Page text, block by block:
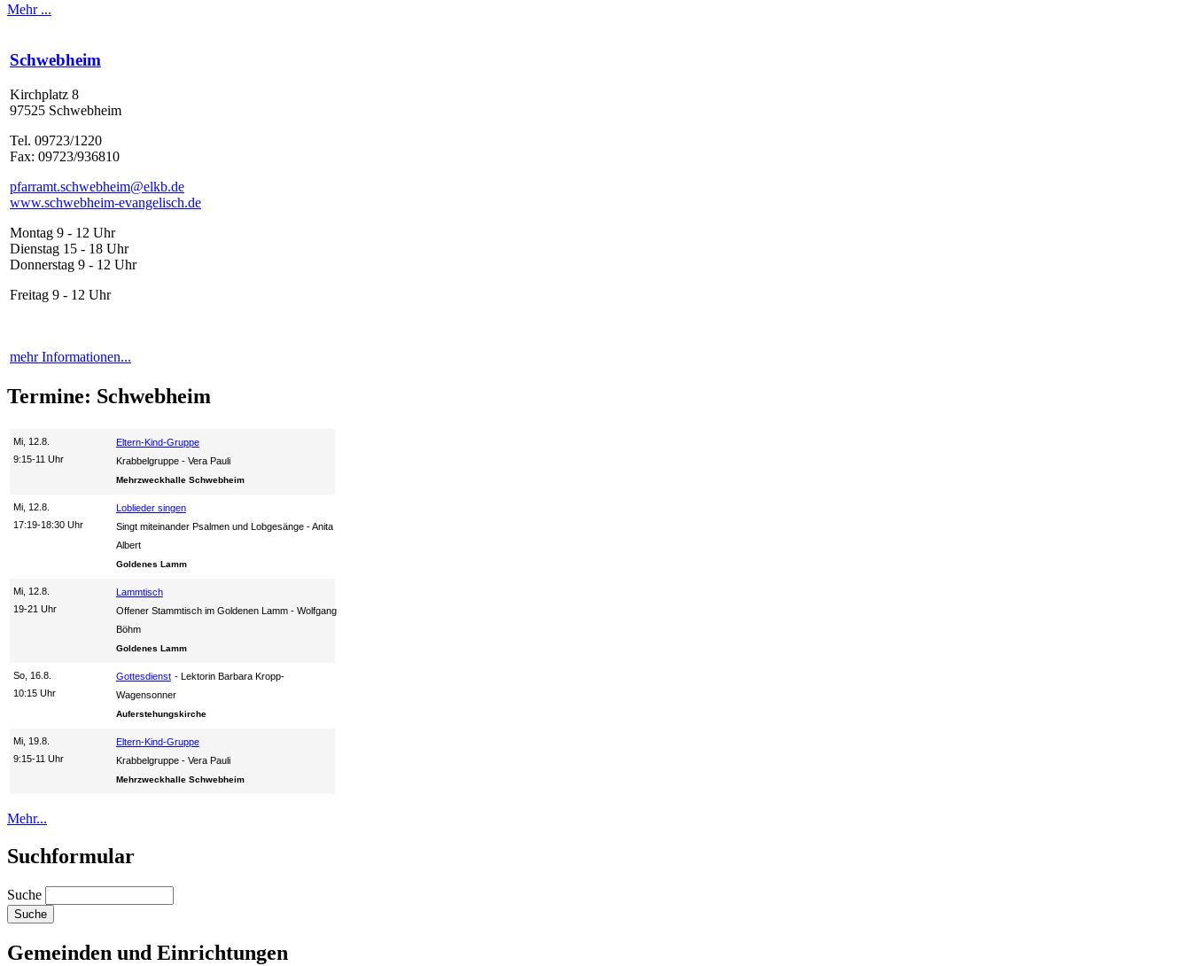
Mehr ...
Schwebheim
Kirchplatz 8
97525 Schwebheim
Tel. 09723/1220
Fax: 09723/936810
pfarramt.schwebheim@elkb.de
www.schwebheim-evangelisch.de
Montag 9 - 12 Uhr
Dienstag 15 - 18 Uhr
Donnerstag 9 - 12 Uhr
Freitag 9 - 12 Uhr
mehr Informationen...
Termine: Schwebheim
Mi, 12.8.
9:15-11 Uhr
Eltern-Kind-Gruppe
Krabbelgruppe
Vera Pauli
Mehrzweckhalle Schwebheim
Mi, 12.8.
17:19-18:30 Uhr
Loblieder singen
Singt miteinander Psalmen und Lobgesänge
Anita
Albert
Goldenes Lamm
Mi, 12.8.
19-21 Uhr
Lammtisch
Offener Stammtisch im Goldenen Lamm
Wolfgang
Böhm
Goldenes Lamm
So, 16.8.
10:15 Uhr
Gottesdienst
Lektorin Barbara Kropp-
Wagensonner
Auferstehungskirche
Mi, 19.8.
9:15-11 Uhr
Eltern-Kind-Gruppe
Krabbelgruppe
Vera Pauli
Mehrzweckhalle Schwebheim
Mehr...
Suchformular
Suche
Gemeinden und Einrichtungen